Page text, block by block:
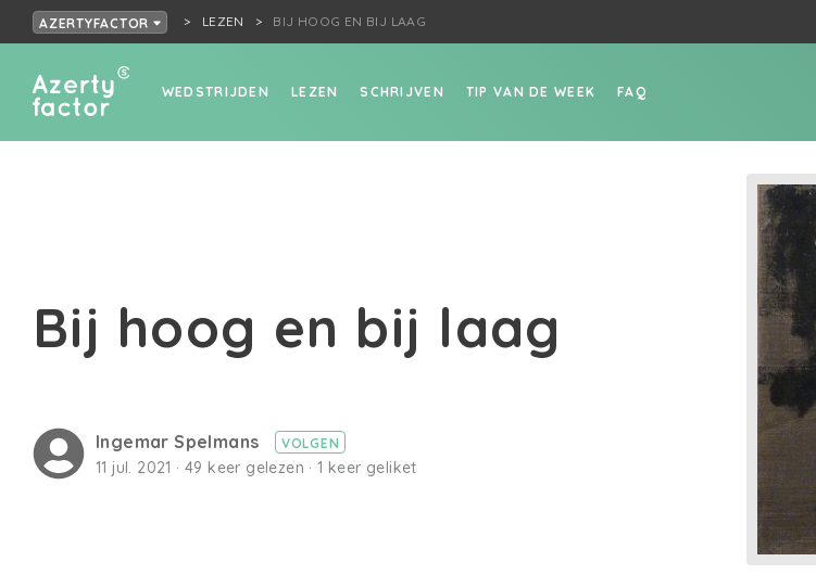
AZERTYFACTOR LEZEN BIJ HOOG EN BIJ LAAG
WEDSTRIJDEN LEZEN SCHRIJVEN TIP VAN DE WEEK FAQ
Bij hoog en bij laag
Ingemar Spelmans VOLGEN
11 jul. 2021 · 49 keer gelezen · 1 keer geliket